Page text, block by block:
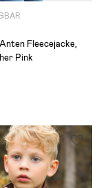
Fleecejacke,
Pink